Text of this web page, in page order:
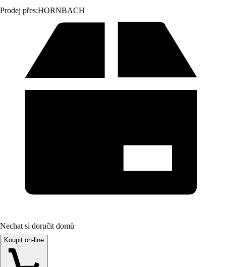
Prodej přes:HORNBACH
Nechat si doručit domů
Koupit on-line